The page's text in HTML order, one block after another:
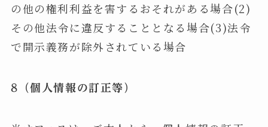
の他の権利利益を害するおそれがある場合(2)
その他法令に違反することとなる場合(3)法令
で開示義務が除外されている場合
8（個人情報の訂正等）